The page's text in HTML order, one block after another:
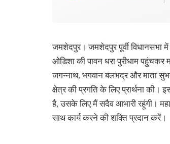
जमशेदपुर। जमशेदपुर पूर्वी विधानसभा में
ओडिशा की पावन धरा पुरीधाम पहुंचकर
जगन्नाथ, भगवान बलभद्र और माता
क्षेत्र की प्रगति के लिए प्रार्थना की।
है, उसके लिए मैं सदैव आभारी रहूंगी।
साथ कार्य करने की शक्ति प्रदान करें।